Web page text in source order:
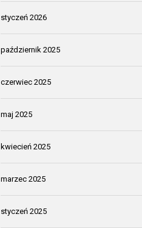
styczeń 2026
październik 2025
czerwiec 2025
maj 2025
kwiecień 2025
marzec 2025
styczeń 2025